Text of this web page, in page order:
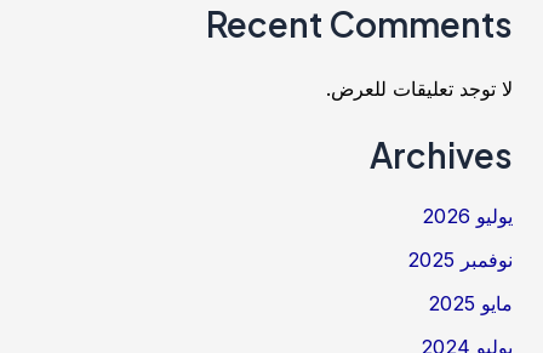
Recent Comments
لا توجد تعليقات للعرض.
Archives
يوليو 2026
نوفمبر 2025
مايو 2025
يوليو 2024